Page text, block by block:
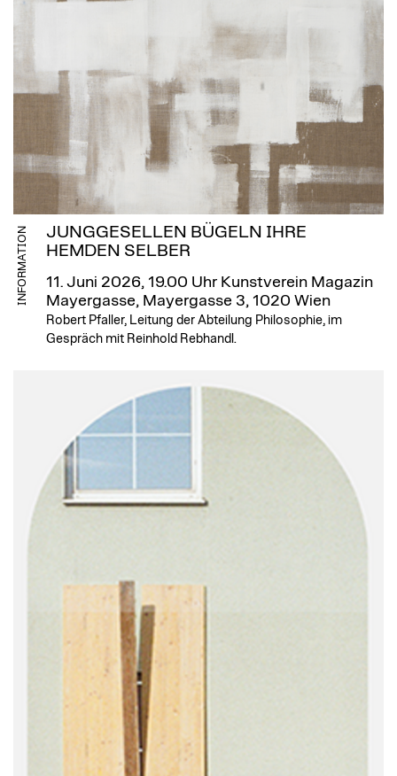
INFORMATION
JUNGGESELLEN BÜGELN IHRE
HEMDEN SELBER
11. Juni 2026, 19.00 Uhr Kunstverein Magazin
Mayergasse, Mayergasse 3, 1020 Wien
Robert Pfaller, Leitung der Abteilung Philosophie, im
Gespräch mit Reinhold Rebhandl.